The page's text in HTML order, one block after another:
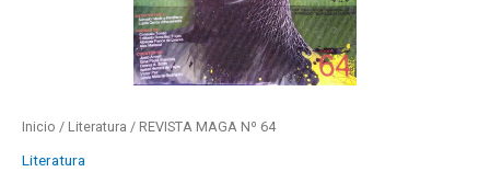
Inicio / Literatura / REVISTA MAGA Nº 64
Literatura